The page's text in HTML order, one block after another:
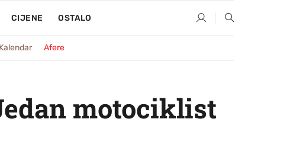
CIJENE OSTALO
Kalendar Afere
motociklist